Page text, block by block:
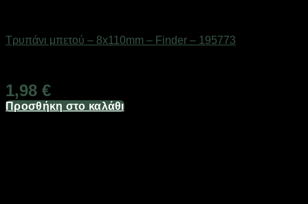
Τρυπάνι μπετού – 8x110mm – Finder – 195773
1,98 €
Προσθήκη στο καλάθι